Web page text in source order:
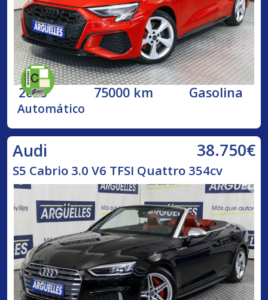
2023 75000 km Gasolina
Automático
Audi 38.750€
S5 Cabrio 3.0 V6 TFSI Quattro 354cv